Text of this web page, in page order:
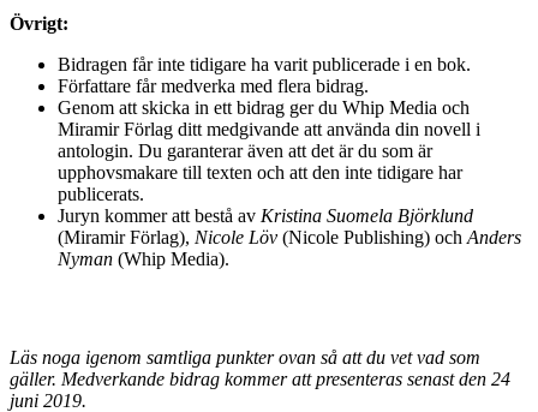
Övrigt:
Bidragen får inte tidigare ha varit publicerade i en bok.
Författare får medverka med flera bidrag.
Genom att skicka in ett bidrag ger du Whip Media och
Miramir Förlag ditt medgivande att använda din novell i
antologin. Du garanterar även att det är du som är
upphovsmakare till texten och att den inte tidigare har
publicerats.
Juryn kommer att bestå av Kristina Suomela Björklund
(Miramir Förlag), Nicole Löv (Nicole Publishing) och Anders
Nyman (Whip Media).
Läs noga igenom samtliga punkter ovan så att du vet vad som
gäller. Medverkande bidrag kommer att presenteras senast den 24
juni 2019.